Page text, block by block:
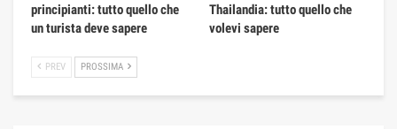
principianti: tutto quello che
un turista deve sapere
Thailandia: tutto quello che
volevi sapere
PREV PROSSIMA